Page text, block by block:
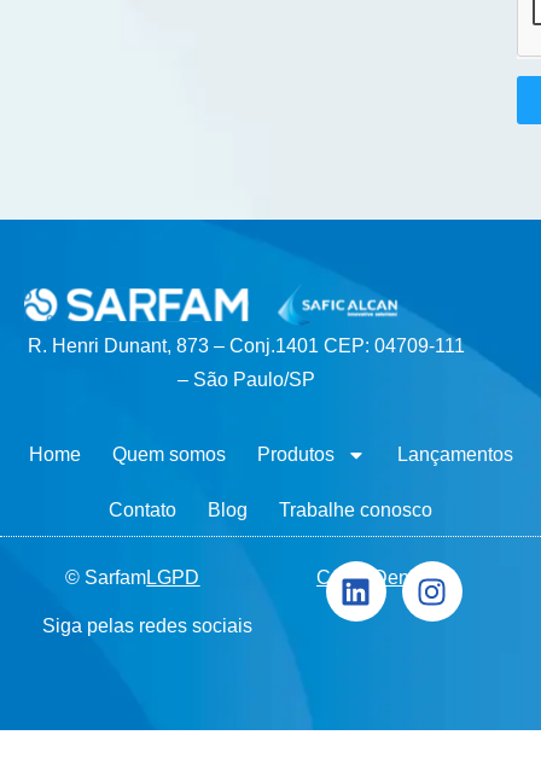
© SarfamLGPD Canal Denúncia
Siga pelas redes sociais
R. Henri Dunant, 873 – Conj.1401 CEP: 04709-111
– São Paulo/SP
Home Quem somos Produtos Lançamentos
Contato Blog Trabalhe conosco